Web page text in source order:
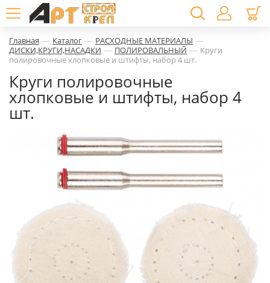
Главная — Каталог — РАСХОДНЫЕ МАТЕРИАЛЫ —
ДИСКИ,КРУГИ,НАСАДКИ — ПОЛИРОВАЛЬНЫЙ — Круги
полировочные хлопковые и штифты, набор 4 шт.
Круги полировочные
хлопковые и штифты, набор 4
шт.